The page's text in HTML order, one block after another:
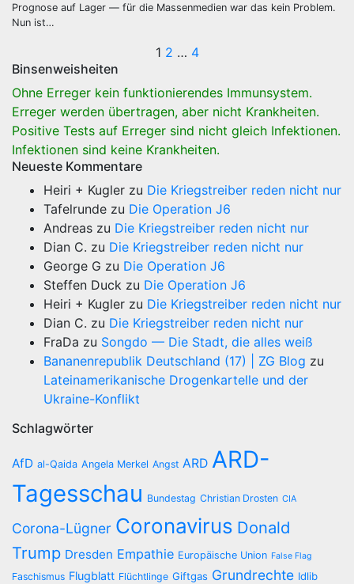
Prognose auf Lager — für die Massenmedien war das kein Problem.
Nun ist…
der
Beiträge
1 2 … 4
Binsenweisheiten
Ohne Erreger kein funktionierendes Immunsystem.
Erreger werden übertragen, aber nicht Krankheiten.
Positive Tests auf Erreger sind nicht gleich Infektionen.
Infektionen sind keine Krankheiten.
Neueste Kommentare
Heiri + Kugler zu Die Kriegstreiber reden nicht nur
Tafelrunde zu Die Operation J6
Andreas zu Die Kriegstreiber reden nicht nur
Dian C. zu Die Kriegstreiber reden nicht nur
George G zu Die Operation J6
Steffen Duck zu Die Operation J6
Heiri + Kugler zu Die Kriegstreiber reden nicht nur
Dian C. zu Die Kriegstreiber reden nicht nur
FraDa zu Songdo — Die Stadt, die alles weiß
Bananenrepublik Deutschland (17) | ZG Blog zu
Lateinamerikanische Drogenkartelle und der
Ukraine-Konflikt
Schlagwörter
AfD al-Qaida Angela Merkel Angst ARD ARD-
Tagesschau Bundestag Christian Drosten CIA
Corona-Lügner Coronavirus Donald
Trump Dresden Empathie Europäische Union False Flag
Faschismus Flugblatt Flüchtlinge Giftgas Grundrechte Idlib